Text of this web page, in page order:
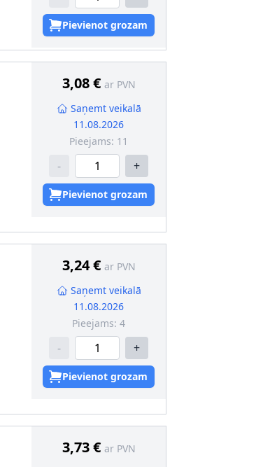
Pievienot grozam
3,08 € ar PVN
Saņemt veikalā
11.08.2026
Pieejams: 11
- +
Pievienot grozam
3,24 € ar PVN
Saņemt veikalā
11.08.2026
Pieejams: 4
- +
Pievienot grozam
3,73 € ar PVN